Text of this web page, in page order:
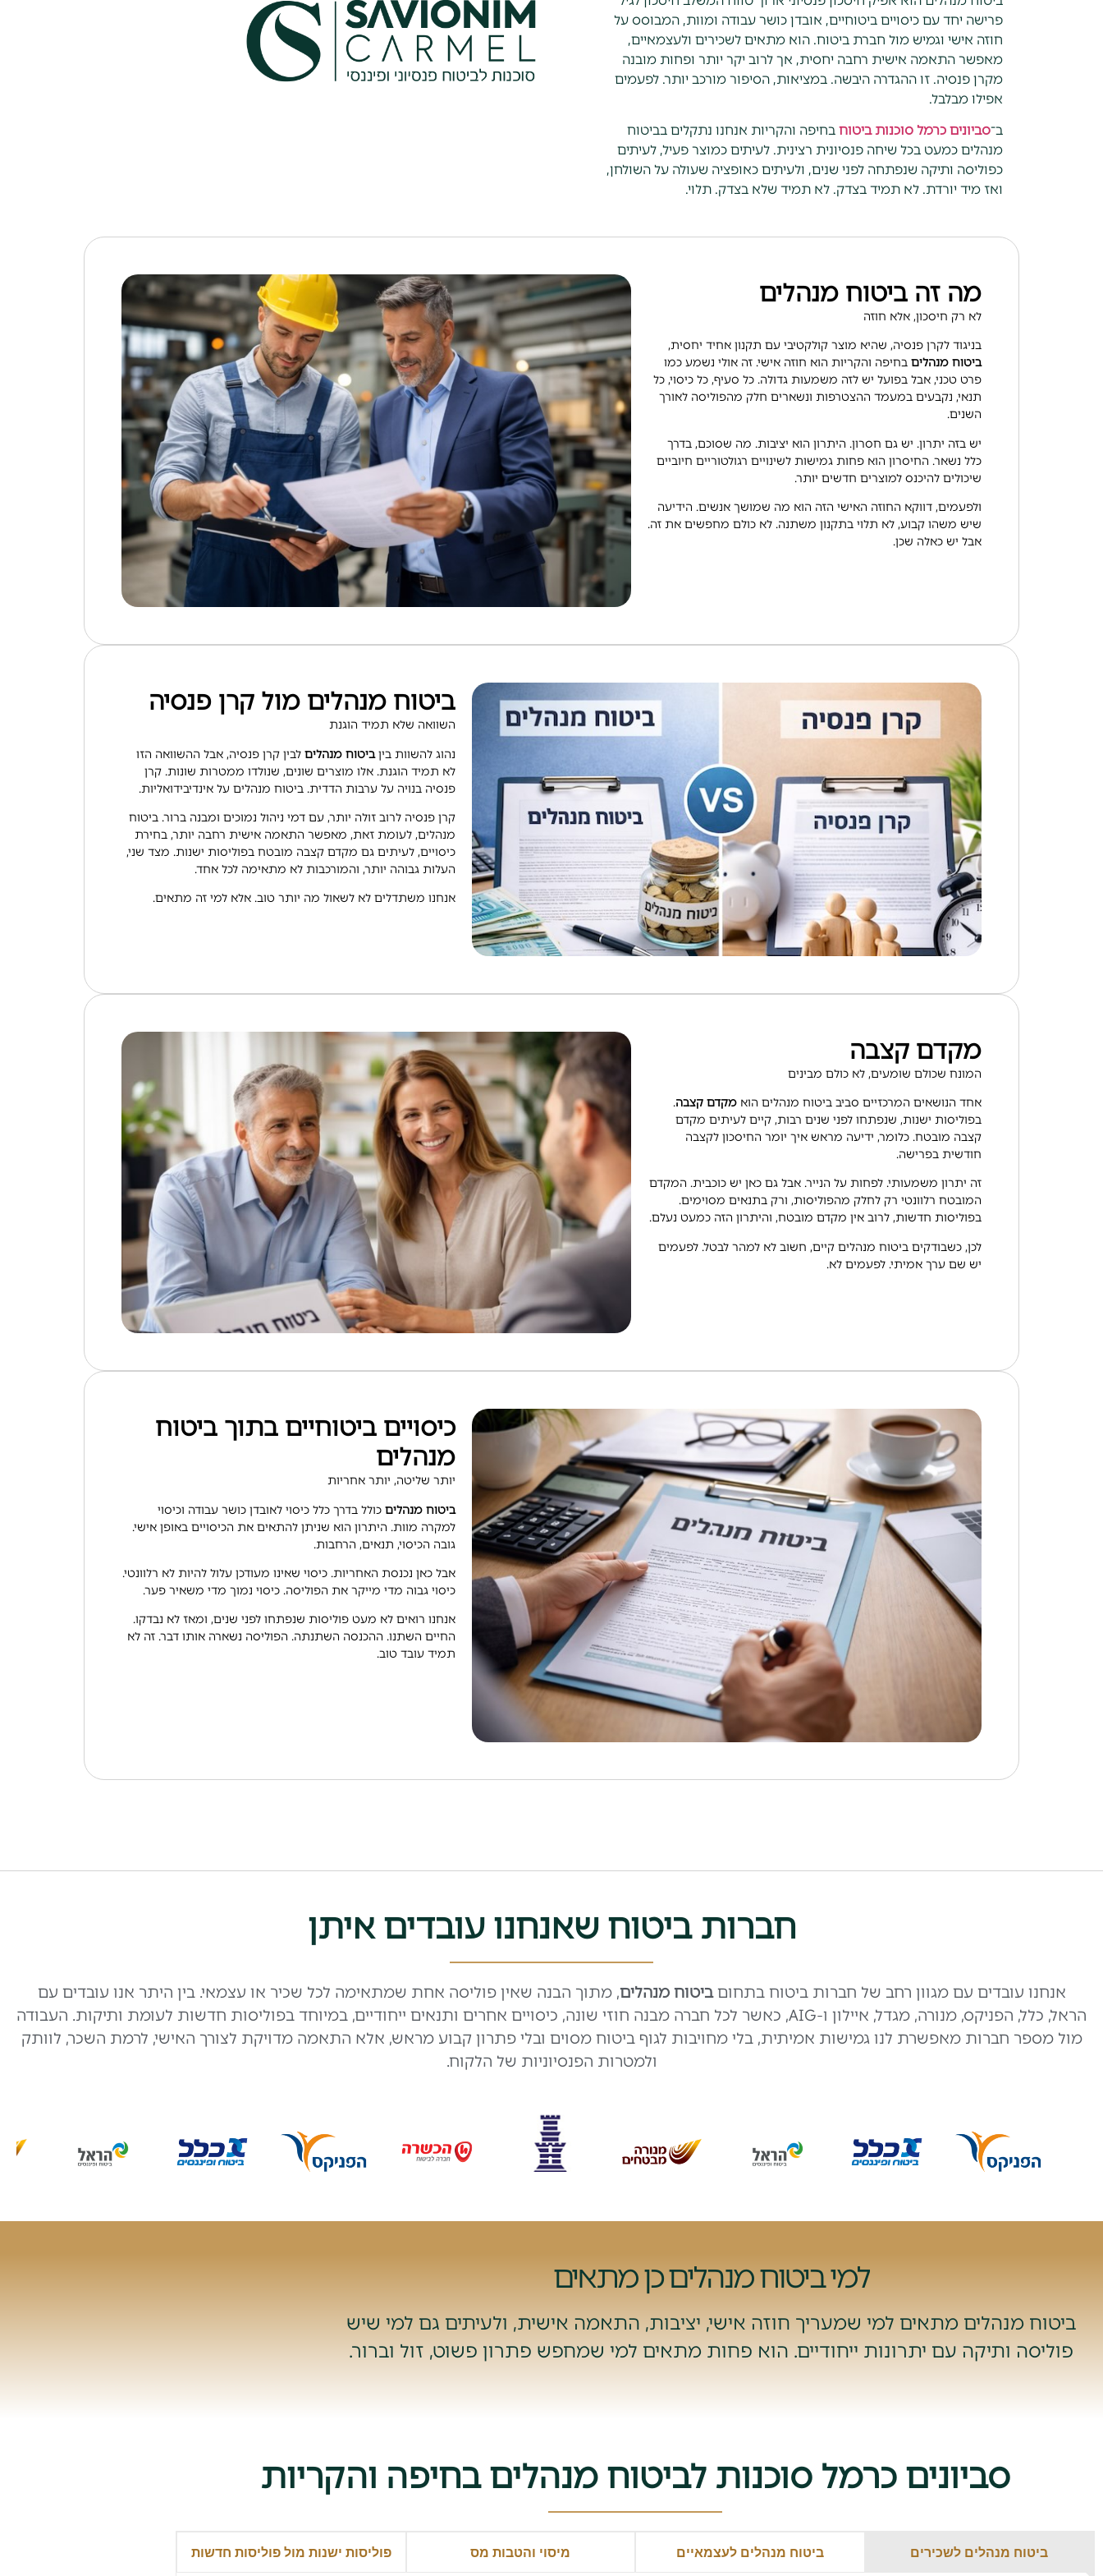
פרישה יחד עם כיסויים ביטוחיים, אובדן כושר עבודה ומוות, המבוסס על
חוזה אישי וגמיש מול חברת ביטוח. הוא מתאים לשכירים ולעצמאיים,
מאפשר התאמה אישית רחבה יחסית, אך לרוב יקר יותר ופחות מובנה
מקרן פנסיה. זו ההגדרה היבשה. במציאות, הסיפור מורכב יותר. לפעמים
אפילו מבלבל.
ב־סביונים כרמל סוכנות ביטוח בחיפה והקריות אנחנו נתקלים בביטוח
מנהלים כמעט בכל שיחה פנסיונית רצינית. לעיתים כמוצר פעיל, לעיתים
כפוליסה ותיקה שנפתחה לפני שנים, ולעיתים כאופציה שעולה על השולחן,
ואז מיד יורדת. לא תמיד בצדק. לא תמיד שלא בצדק. תלוי.
מה זה ביטוח מנהלים
לא רק חיסכון, אלא חוזה
בניגוד לקרן פנסיה, שהיא מוצר קולקטיבי עם תקנון אחיד יחסית,
ביטוח מנהלים בחיפה והקריות הוא חוזה אישי. זה אולי נשמע כמו
פרט טכני, אבל בפועל יש לזה משמעות גדולה. כל סעיף, כל כיסוי, כל
תנאי, נקבעים במעמד ההצטרפות ונשארים חלק מהפוליסה לאורך
השנים.
יש בזה יתרון. יש גם חסרון. היתרון הוא יציבות. מה שסוכם, בדרך
כלל נשאר. החיסרון הוא פחות גמישות לשינויים רגולטוריים חיוביים
שיכולים להיכנס למוצרים חדשים יותר.
ולפעמים, דווקא החוזה האישי הזה הוא מה שמושך אנשים. הידיעה
שיש משהו קבוע, לא תלוי בתקנון משתנה. לא כולם מחפשים את זה.
אבל יש כאלה שכן.
ביטוח מנהלים מול קרן פנסיה
השוואה שלא תמיד הוגנת
נהוג להשוות ביןביטוח מנהליםלבין קרן פנסיה, אבל ההשוואה הזו
לא תמיד הוגנת. אלו מוצרים שונים, שנולדו ממטרות שונות. קרן
פנסיה בנויה על ערבות הדדית. ביטוח מנהלים על אינדיבידואליות.
קרן פנסיה לרוב זולה יותר, עם דמי ניהול נמוכים ומבנה ברור. ביטוח
מנהלים, לעומת זאת, מאפשר התאמה אישית רחבה יותר, בחירת
כיסויים, לעיתים גם מקדם קצבה מובטח בפוליסות ישנות. מצד שני,
העלות גבוהה יותר, והמורכבות לא מתאימה לכל אחד.
אנחנו משתדלים לא לשאול מה יותר טוב. אלא למי זה מתאים.
מקדם קצבה
המונח שכולם שומעים, לא כולם מבינים
אחד הנושאים המרכזיים סביב ביטוח מנהלים הוא מקדם קצבה.
בפוליסות ישנות, שנפתחו לפני שנים רבות, קיים לעיתים מקדם
קצבה מובטח. כלומר, ידיעה מראש איך יומר החיסכון לקצבה
חודשית בפרישה.
זה יתרון משמעותי. לפחות על הנייר. אבל גם כאן יש כוכבית. המקדם
המובטח רלוונטי רק לחלק מהפוליסות, ורק בתנאים מסוימים.
בפוליסות חדשות, לרוב אין מקדם מובטח, והיתרון הזה כמעט נעלם.
לכן, כשבודקים ביטוח מנהלים קיים, חשוב לא למהר לבטל. לפעמים
יש שם ערך אמיתי. לפעמים לא.
כיסויים ביטוחיים בתוך ביטוח
מנהלים
יותר שליטה, יותר אחריות
ביטוח מנהליםכולל בדרך כלל כיסוי לאובדן כושר עבודה וכיסוי
למקרה מוות. היתרון הוא שניתן להתאים את הכיסויים באופן אישי.
גובה הכיסוי, תנאים, הרחבות.
אבל כאן נכנסת האחריות. כיסוי שאינו מעודכן עלול להיות לא רלוונטי.
כיסוי גבוה מדי מייקר את הפוליסה. כיסוי נמוך מדי משאיר פער.
אנחנו רואים לא מעט פוליסות שנפתחו לפני שנים, ומאז לא נבדקו.
החיים השתנו. ההכנסה השתנתה. הפוליסה נשארה אותו דבר. זה לא
תמיד עובד טוב.
חברות ביטוח שאנחנו עובדים איתן
אנחנו עובדים עם מגוון רחב של חברות ביטוח בתחוםביטוח מנהלים, מתוך הבנה שאין פוליסה אחת שמתאימה לכל שכיר או עצמאי. בין היתר אנו עובדים עם
הראל, כלל, הפניקס, מנורה, מגדל, איילון ו-AIG, כאשר לכל חברה מבנה חוזי שונה, כיסויים אחרים ותנאים ייחודיים, במיוחד בפוליסות חדשות לעומת ותיקות. העבודה
מול מספר חברות מאפשרת לנו גמישות אמיתית, בלי מחויבות לגוף ביטוח מסוים ובלי פתרון קבוע מראש, אלא התאמה מדויקת לצורך האישי, לרמת השכר, לוותק
ולמטרות הפנסיוניות של הלקוח.
למי ביטוח מנהלים כן מתאים
ביטוח מנהלים מתאים למי שמעריך חוזה אישי, יציבות, התאמה אישית, ולעיתים גם למי שיש
פוליסה ותיקה עם יתרונות ייחודיים. הוא פחות מתאים למי שמחפש פתרון פשוט, זול וברור.
סביונים כרמל סוכנות לביטוח מנהלים בחיפה והקריות
ביטוח מנהלים לשכירים ביטוח מנהלים לעצמאיים מיסוי והטבות מס פוליסות ישנות מול פוליסות חדשות